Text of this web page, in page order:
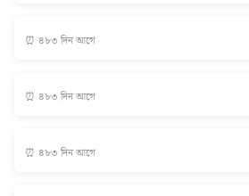
⏰ ৪৮৩ দিন আগে
⏰ ৪৮৩ দিন আগে
⏰ ৪৮৩ দিন আগে